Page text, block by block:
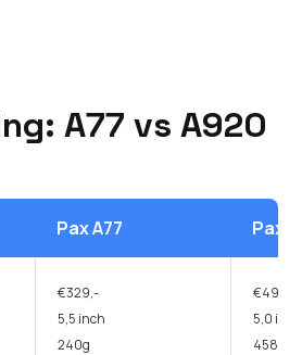
A77 vs A920
Pax A77
€329,-
5,5 inch
240g
Pax
€499,-
5,0 inch
458